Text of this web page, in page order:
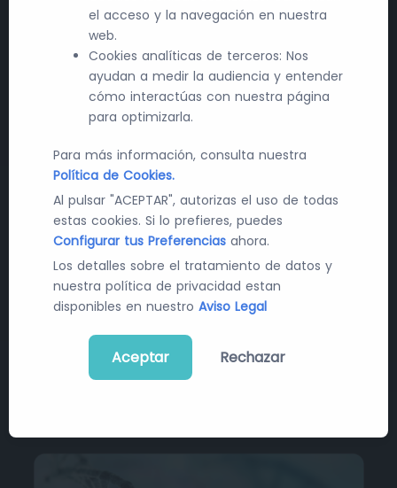
Últimas Noticias en Farma y
Tecnología
Recibe diariamente las últimas novedades y
cambios en el mundo de la contratación pública, la
industria farmacéutica y la tecnología sanitaria.
el acceso y la navegación en nuestra
web.
Cookies analíticas de terceros: Nos
ayudan a medir la audiencia y entender
cómo interactúas con nuestra página
para optimizarla.
Para más información, consulta nuestra
Política de Cookies.
Al pulsar "ACEPTAR", autorizas el uso de todas
estas cookies. Si lo prefieres, puedes
Configurar tus Preferencias ahora.
Los detalles sobre el tratamiento de datos y
nuestra política de privacidad estan
disponibles en nuestro Aviso Legal
Aceptar Rechazar